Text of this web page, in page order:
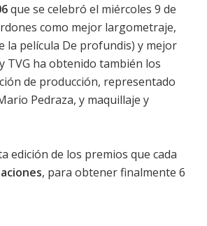
que se celebró el miércoles 9 de
como mejor largometraje,
la película De profundis) y mejor
TVG ha obtenido también los
de producción, representado
Pedraza, y maquillaje y
edición de los premios que cada
, para obtener finalmente 6